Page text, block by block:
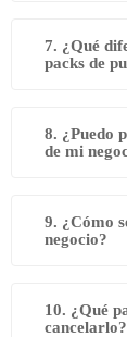
7. ¿Qué
packs de
8. ¿Puedo
de mi
9. ¿Cómo
negocio?
10. ¿Qué
cancelarlo?